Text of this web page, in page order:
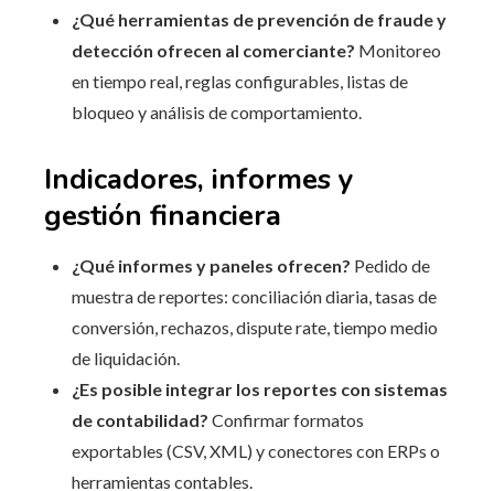
¿Qué herramientas de prevención de fraude y
detección ofrecen al comerciante? Monitoreo
en tiempo real, reglas configurables, listas de
bloqueo y análisis de comportamiento.
Indicadores, informes y
gestión financiera
¿Qué informes y paneles ofrecen? Pedido de
muestra de reportes: conciliación diaria, tasas de
conversión, rechazos, dispute rate, tiempo medio
de liquidación.
¿Es posible integrar los reportes con sistemas
de contabilidad? Confirmar formatos
exportables (CSV, XML) y conectores con ERPs o
herramientas contables.